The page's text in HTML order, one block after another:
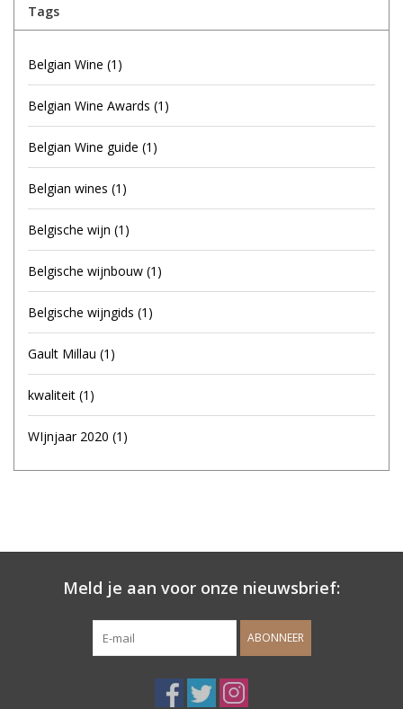
Tags
Belgian Wine (1)
Belgian Wine Awards (1)
Belgian Wine guide (1)
Belgian wines (1)
Belgische wijn (1)
Belgische wijnbouw (1)
Belgische wijngids (1)
Gault Millau (1)
kwaliteit (1)
WIjnjaar 2020 (1)
Meld je aan voor onze nieuwsbrief:
ABONNEER